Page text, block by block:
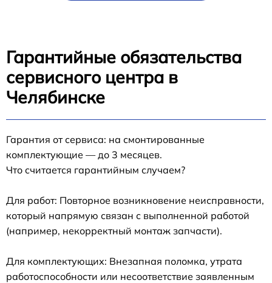
Гарантийные обязательства
сервисного центра в
Челябинске
Гарантия от сервиса: на смонтированные
комплектующие — до 3 месяцев.
Что считается гарантийным случаем?
Для работ: Повторное возникновение неисправности,
который напрямую связан с выполненной работой
(например, некорректный монтаж запчасти).
Для комплектующих: Внезапная поломка, утрата
работоспособности или несоответствие заявленным